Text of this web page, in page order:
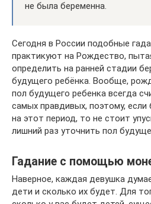
не была беременна.
Сегодня в России подобные
практикуют на Рождество,
определить на ранней стадии
будущего ребёнка. Вообще,
пол будущего ребенка всегда
самых правдивых, поэтому,
на этот период, то не стоит
лишний раз уточнить пол
Гадание с помощью
Наверное, каждая девушка
дети и сколько их будет. Для